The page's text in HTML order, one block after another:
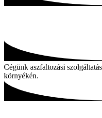
Cégünk aszfaltozási
környékén.